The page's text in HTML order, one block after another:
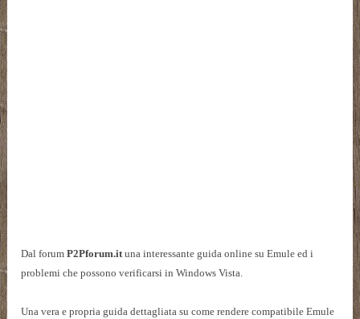
Dal forumP2Pforum.ituna interessante guida online su Emule ed i
problemi che possono verificarsi in Windows Vista.
Una vera e propria guida dettagliata su come rendere compatibile Emule